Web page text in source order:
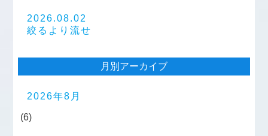
2026.08.02
絞るより流せ
月別アーカイブ
2026年8月
(6)